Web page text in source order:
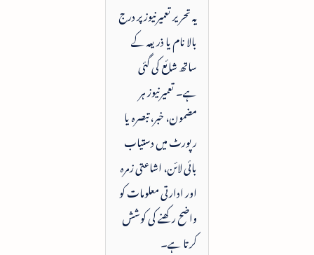
یہ تحریر تعمیرنیوز پر درج
بالا نام یا ذریعہ کے
ساتھ شائع کی گئی
ہے۔ تعمیرنیوز ہر
مضمون، خبر، تبصرہ یا
رپورٹ میں دستیاب
بائی لائن، اشاعتی زمرہ
اور ادارتی معلومات کو
واضح رکھنے کی کوشش
کرتا ہے۔